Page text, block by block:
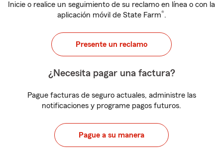
Inicie o realice un seguimiento de su reclamo en línea o con la
aplicación móvil de State Farm®.
Presente un reclamo
¿Necesita pagar una factura?
Pague facturas de seguro actuales, administre las
notificaciones y programe pagos futuros.
Pague a su manera